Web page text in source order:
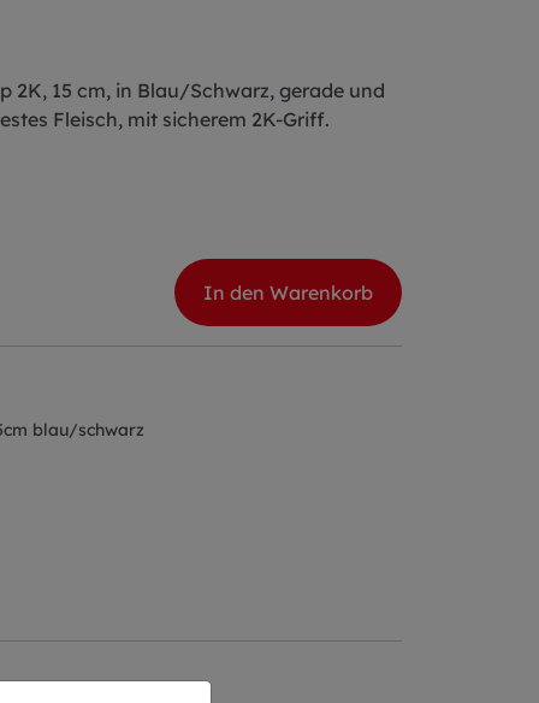
2K, 15 cm, in Blau/Schwarz, gerade und
Fleisch, mit sicherem 2K-Griff.
In den Warenkorb
blau/schwarz